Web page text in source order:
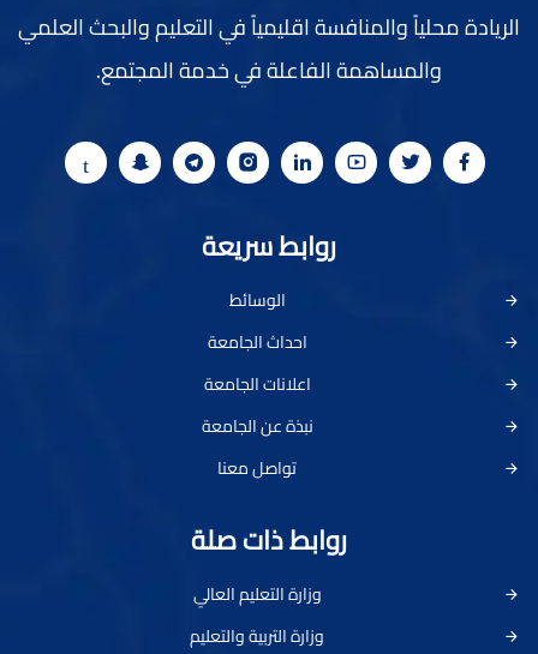
الريادة محلياً والمنافسة اقليمياً في التعليم والبحث العلمي
والمساهمة الفاعلة في خدمة المجتمع.
روابط سريعة
الوسائط
احداث الجامعة
اعلانات الجامعة
نبذة عن الجامعة
تواصل معنا
روابط ذات صلة
وزارة التعليم العالي
وزارة التربية والتعليم